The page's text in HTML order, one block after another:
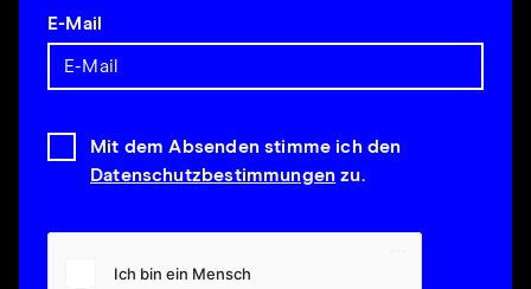
E-Mail
Mit dem Absenden stimme ich den
Datenschutzbestimmungen zu.